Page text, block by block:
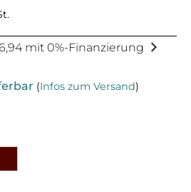
mit 0%-Finanzierung
(Infos zum Versand)